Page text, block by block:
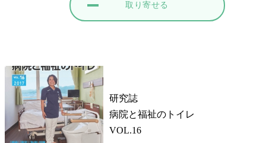
取り寄せる
研究誌
病院と福祉のトイレ
VOL.16